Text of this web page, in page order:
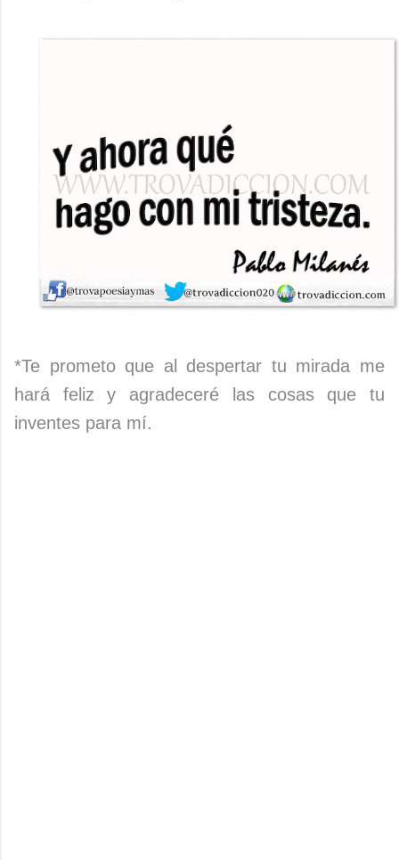
*Te prometo que al despertar tu mirada me
hará feliz y agradeceré las cosas que tu
inventes para mí.